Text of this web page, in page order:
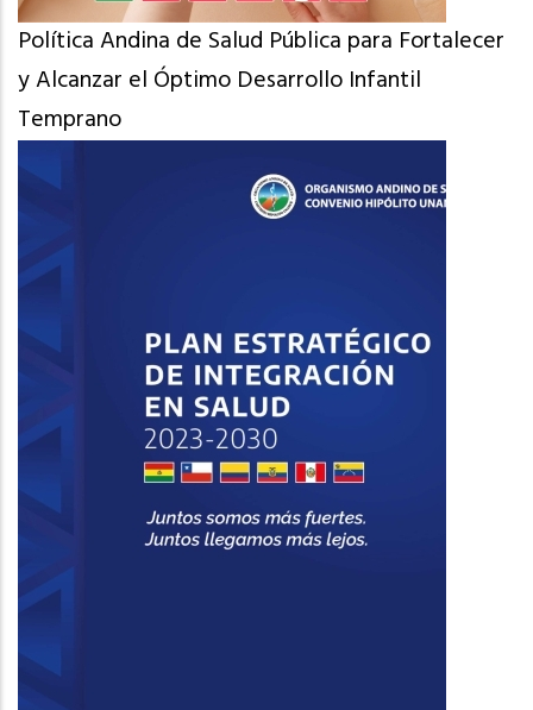
Política Andina de Salud Pública para Fortalecer
y Alcanzar el Óptimo Desarrollo Infantil
Temprano